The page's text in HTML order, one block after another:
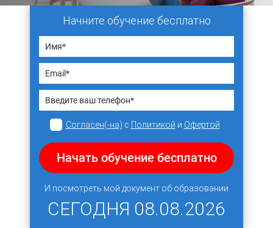
Начните обучение бесплатно
Согласен(-на) с Политикой и Офертой
Начать обучение бесплатно
И посмотреть мой документ об образовании
СЕГОДНЯ 08.08.2026